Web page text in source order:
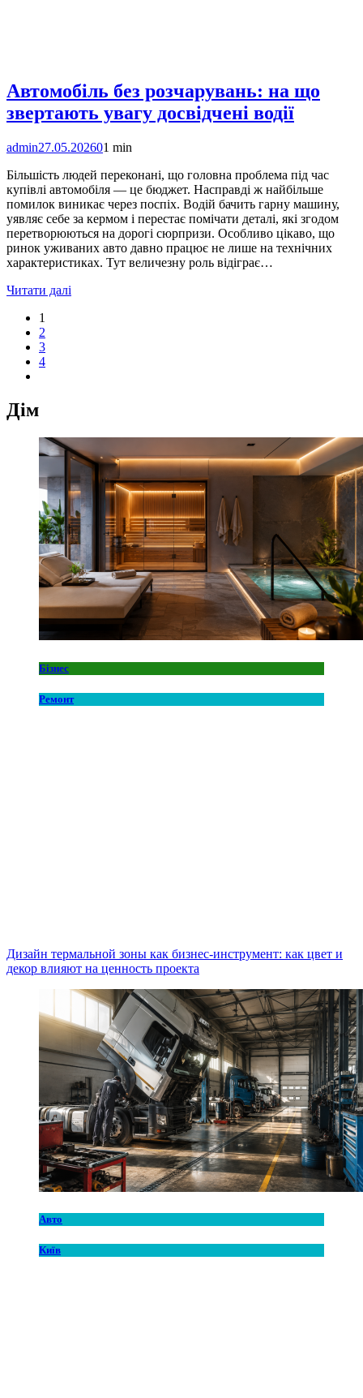
Автомобіль без розчарувань: на що
звертають увагу досвідчені водії
admin27.05.202601 min
Більшість людей переконані, що головна проблема під час
купівлі автомобіля — це бюджет. Насправді ж найбільше
помилок виникає через поспіх. Водій бачить гарну машину,
уявляє себе за кермом і перестає помічати деталі, які згодом
перетворюються на дорогі сюрпризи. Особливо цікаво, що
ринок уживаних авто давно працює не лише на технічних
характеристиках. Тут величезну роль відіграє…
Читати далі
1
2
3
4
Дім
Бізнес
Ремонт
Дизайн термальной зоны как бизнес-инструмент: как цвет и
декор влияют на ценность проекта
Авто
Київ